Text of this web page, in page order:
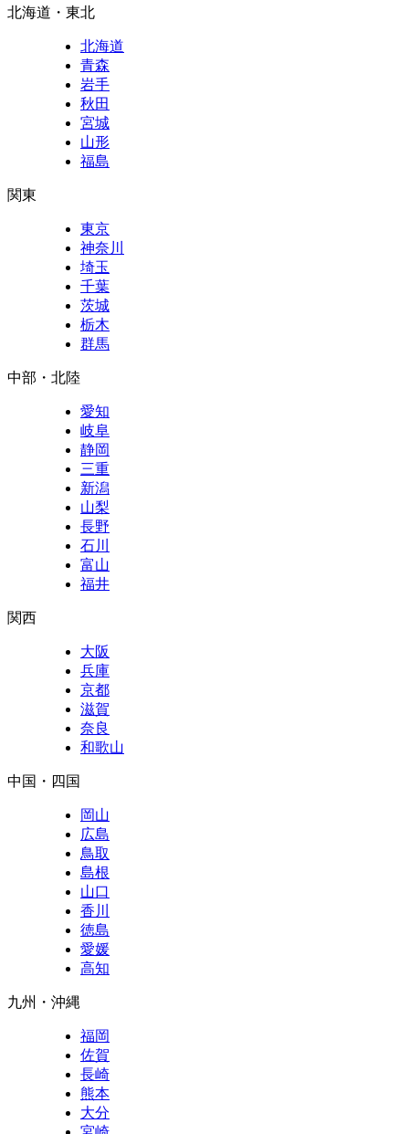
北海道・東北
北海道
青森
岩手
秋田
宮城
山形
福島
関東
東京
神奈川
埼玉
千葉
茨城
栃木
群馬
中部・北陸
愛知
岐阜
静岡
三重
新潟
山梨
長野
石川
富山
福井
関西
大阪
兵庫
京都
滋賀
奈良
和歌山
中国・四国
岡山
広島
鳥取
島根
山口
香川
徳島
愛媛
高知
九州・沖縄
福岡
佐賀
長崎
熊本
大分